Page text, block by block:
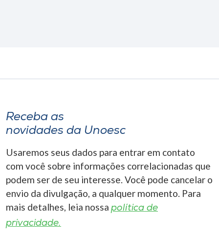
Receba as
novidades da Unoesc
Usaremos seus dados para entrar em contato
com você sobre informações correlacionadas que
podem ser de seu interesse. Você pode cancelar o
envio da divulgação, a qualquer momento. Para
mais detalhes, leia nossa política de
privacidade.